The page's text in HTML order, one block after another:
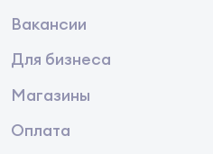
Вакансии
Для бизнеса
Магазины
Оплата